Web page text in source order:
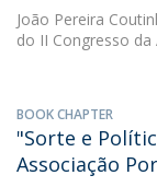
João Pereira
do II Congresso
BOOK CHAPTER
"Sorte e
Associação